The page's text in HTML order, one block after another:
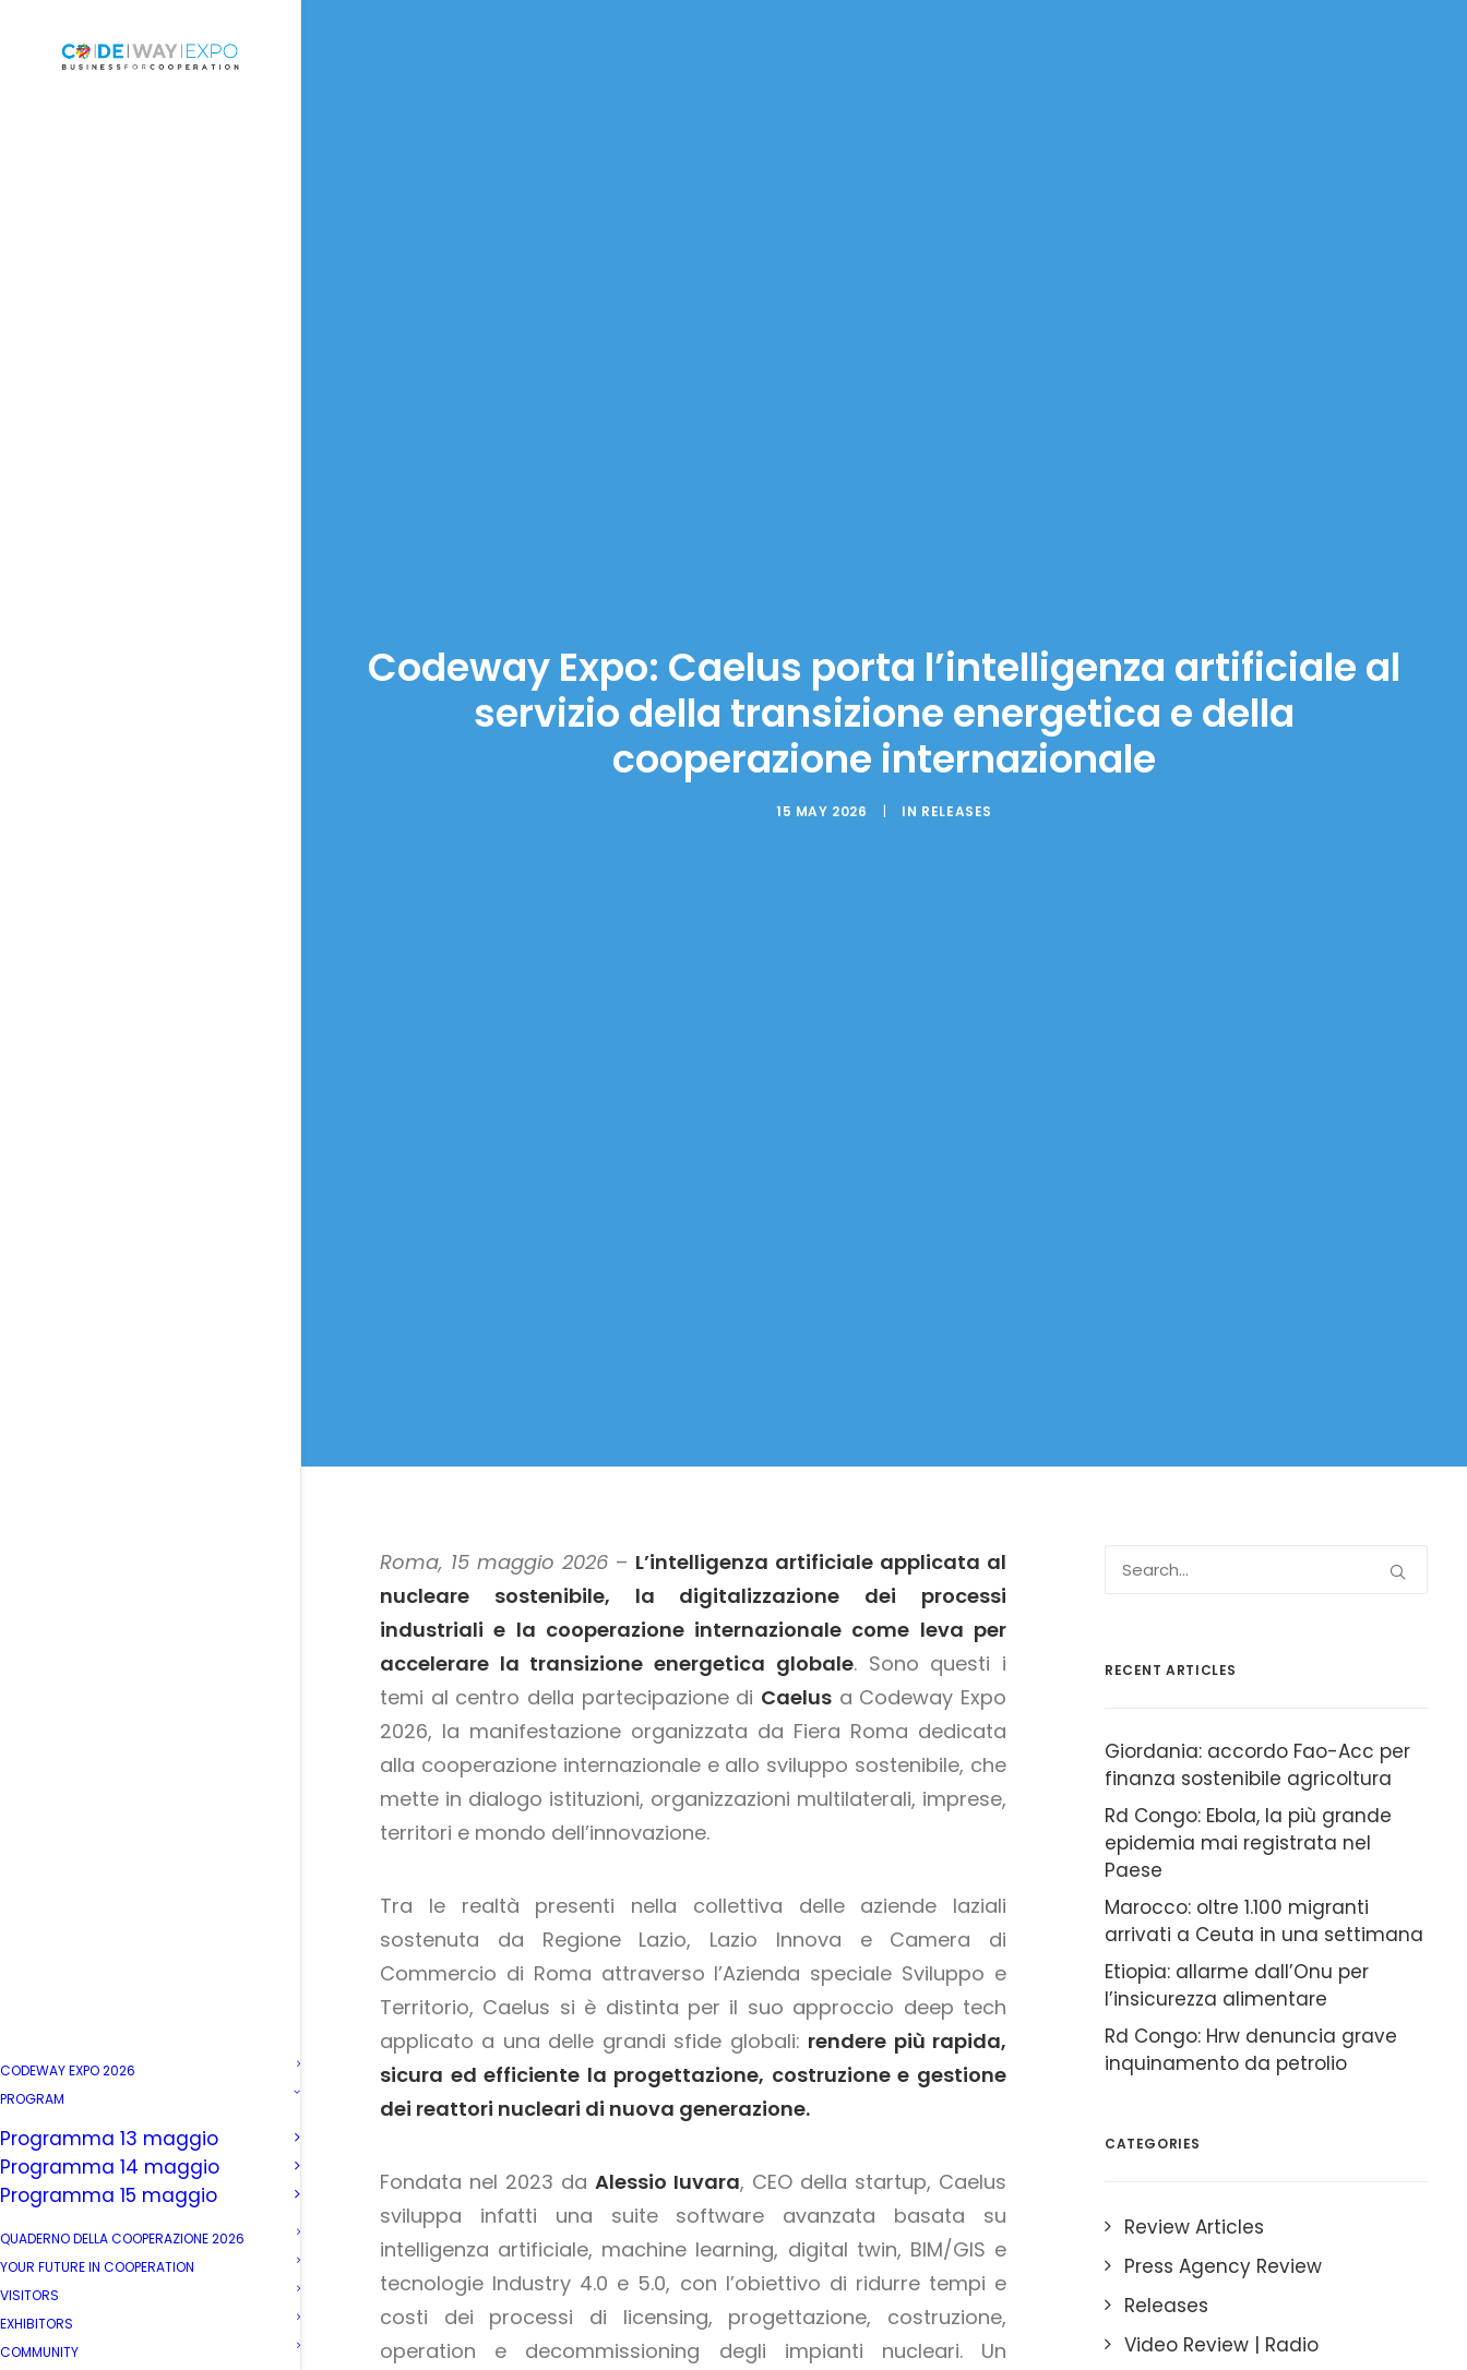
CODEWAY EXPO 2026
PROGRAM
Programma 13 maggio
Programma 14 maggio
Programma 15 maggio
QUADERNO DELLA COOPERAZIONE 2026
YOUR FUTURE IN COOPERATION
VISITORS
EXHIBITORS
COMMUNITY
Codeway Expo: Caelus porta l’intelligenza artificiale al
servizio della transizione energetica e della
cooperazione internazionale
15 MAY 2026 | IN RELEASES
Roma, 15 maggio 2026 – L’intelligenza artificiale applicata al
nucleare sostenibile, la digitalizzazione dei processi
industriali e la cooperazione internazionale come leva per
accelerare la transizione energetica globale. Sono questi i
temi al centro della partecipazione di Caelus a Codeway Expo
2026, la manifestazione organizzata da Fiera Roma dedicata
alla cooperazione internazionale e allo sviluppo sostenibile, che
mette in dialogo istituzioni, organizzazioni multilaterali, imprese,
territori e mondo dell’innovazione.
Tra le realtà presenti nella collettiva delle aziende laziali
sostenuta da Regione Lazio, Lazio Innova e Camera di
Commercio di Roma attraverso l’Azienda speciale Sviluppo e
Territorio, Caelus si è distinta per il suo approccio deep tech
applicato a una delle grandi sfide globali: rendere più rapida,
sicura ed efficiente la progettazione, costruzione e gestione
dei reattori nucleari di nuova generazione.
Fondata nel 2023 da Alessio Iuvara, CEO della startup, Caelus
sviluppa infatti una suite software avanzata basata su
intelligenza artificiale, machine learning, digital twin, BIM/GIS e
tecnologie Industry 4.0 e 5.0, con l’obiettivo di ridurre tempi e
costi dei processi di licensing, progettazione, costruzione,
operation e decommissioning degli impianti nucleari. Un
RECENT ARTICLES
Giordania: accordo Fao-Acc per
finanza sostenibile agricoltura
Rd Congo: Ebola, la più grande
epidemia mai registrata nel
Paese
Marocco: oltre 1.100 migranti
arrivati a Ceuta in una settimana
Etiopia: allarme dall’Onu per
l’insicurezza alimentare
Rd Congo: Hrw denuncia grave
inquinamento da petrolio
CATEGORIES
Review Articles
Press Agency Review
Releases
Video Review | Radio